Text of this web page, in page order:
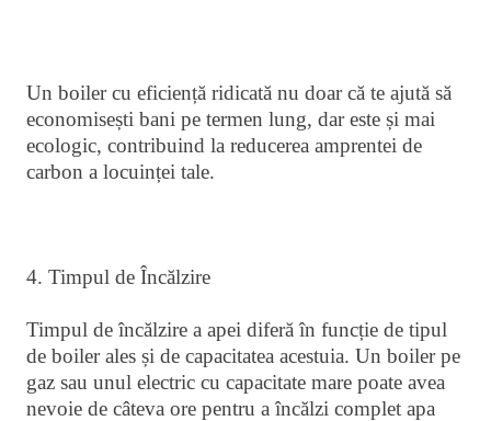
Un boiler cu eficiență ridicată nu doar că te ajută să
economisești bani pe termen lung, dar este și mai
ecologic, contribuind la reducerea amprentei de
carbon a locuinței tale.
4. Timpul de Încălzire
Timpul de încălzire a apei diferă în funcție de tipul
de boiler ales și de capacitatea acestuia. Un boiler pe
gaz sau unul electric cu capacitate mare poate avea
nevoie de câteva ore pentru a încălzi complet apa